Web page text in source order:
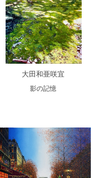
大田和亜咲宜
影の記憶